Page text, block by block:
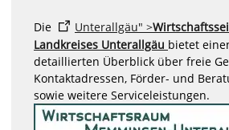
Die Unterallgäu" >
Landkreises Unterallgäu bietet
detaillierten Überblick über freie
Kontaktadressen, Förder- und
sowie weitere Serviceleistungen.